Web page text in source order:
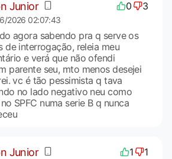
Junior 0 3
2026 02:07:43
agora sabendo pra q serve os
de interrogação, releia meu
e verá que não ofendi
parente seu, mto menos desejei
vc é tão pessimista q tava
no lado negativo neu como
SPFC numa serie B q nunca
Junior 1 1